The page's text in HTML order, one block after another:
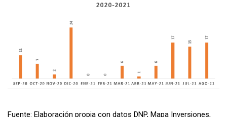
Fuente: Elaboración propia con datos DNP, Mapa Inversiones,